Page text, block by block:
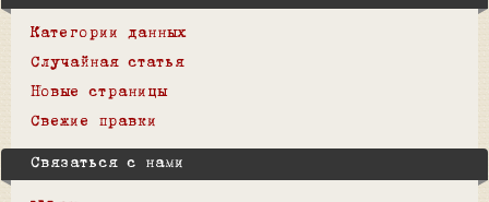
Категории данных
Случайная статья
Новые страницы
Свежие правки
Связаться с нами